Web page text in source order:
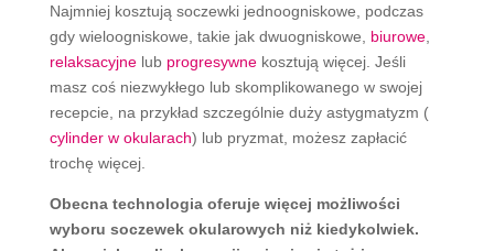
Najmniej kosztują soczewki jednoogniskowe, podczas
gdy wieloogniskowe, takie jak dwuogniskowe, biurowe,
relaksacyjnelub progresywne kosztują więcej. Jeśli
masz coś niezwykłego lub skomplikowanego w swojej
recepcie, na przykład szczególnie duży astygmatyzm (
cylinder w okularach) lub pryzmat, możesz zapłacić
trochę więcej.
Obecna technologia oferuje więcej możliwości
wyboru soczewek okularowych niż kiedykolwiek.